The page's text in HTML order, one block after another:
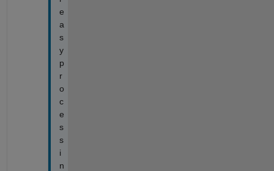
e
a
s
y
p
r
o
c
e
s
s
i
n